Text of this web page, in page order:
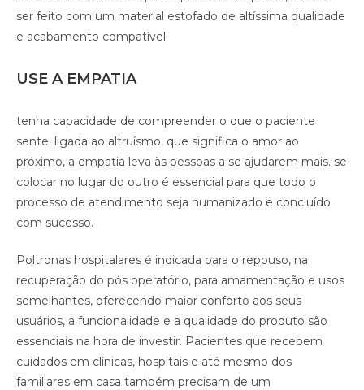
ser feito com um material estofado de altíssima qualidade
e acabamento compatível.
USE A EMPATIA
tenha capacidade de compreender o que o paciente
sente. ligada ao altruísmo, que significa o amor ao
próximo, a empatia leva às pessoas a se ajudarem mais. se
colocar no lugar do outro é essencial para que todo o
processo de atendimento seja humanizado e concluído
com sucesso.
Poltronas hospitalares é indicada para o repouso, na
recuperação do pós operatório, para amamentação e usos
semelhantes, oferecendo maior conforto aos seus
usuários, a funcionalidade e a qualidade do produto são
essenciais na hora de investir. Pacientes que recebem
cuidados em clínicas, hospitais e até mesmo dos
familiares em casa também precisam de um